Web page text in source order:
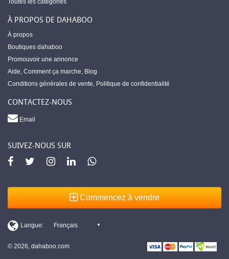
Toutes les catégories
À PROPOS DE DAHABOO
À propos
Boutiques dahaboo
Promouvoir une annonce
Aide, Comment ça marche, Blog
Conditions générales de vente, Politique de confidentialité
CONTACTEZ-NOUS
Email
SUIVEZ-NOUS SUR
Commencez à vendre
© 2026, dahaboo.com